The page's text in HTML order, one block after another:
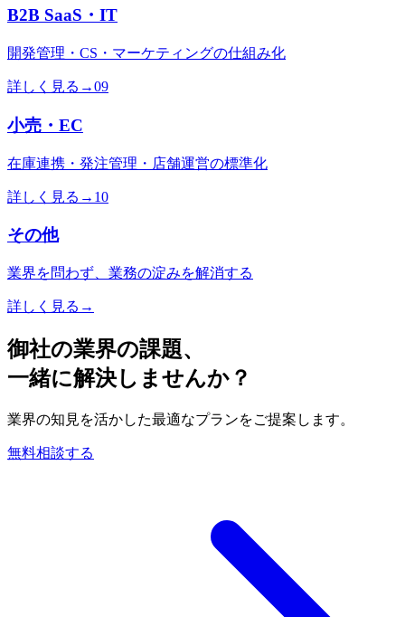
B2B SaaS・IT
開発管理・CS・マーケティングの仕組み化
詳しく見る →09
小売・EC
在庫連携・発注管理・店舗運営の標準化
詳しく見る → 10
その他
業界を問わず、業務の淀みを解消する
詳しく見る →
御社の業界の課題、
一緒に解決しませんか？
業界の知見を活かした最適なプランをご提案します。
無料相談する